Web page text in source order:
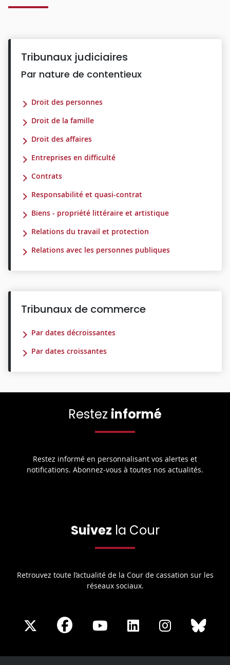
Tribunaux judiciaires
Par nature de contentieux
Droit des personnes
Droit de la famille
Droit des affaires
Entreprises en difficulté
Contrats
Responsabilité et quasi-contrat
Biens - propriété littéraire et artistique
Relations du travail et protection
Relations avec les personnes publiques
Tribunaux de commerce
Par dates décroissantes
Par dates croissantes
Restez informé
Restez informé en personnalisant vos alertes et
notifications. Abonnez-vous à toutes nos actualités.
Suivez la Cour
Retrouvez toute l’actualité de la Cour de cassation sur les
réseaux sociaux.
Share
X
Share
Facebook
Share
Youtube
Share
LinkedIn
Share
Instagram